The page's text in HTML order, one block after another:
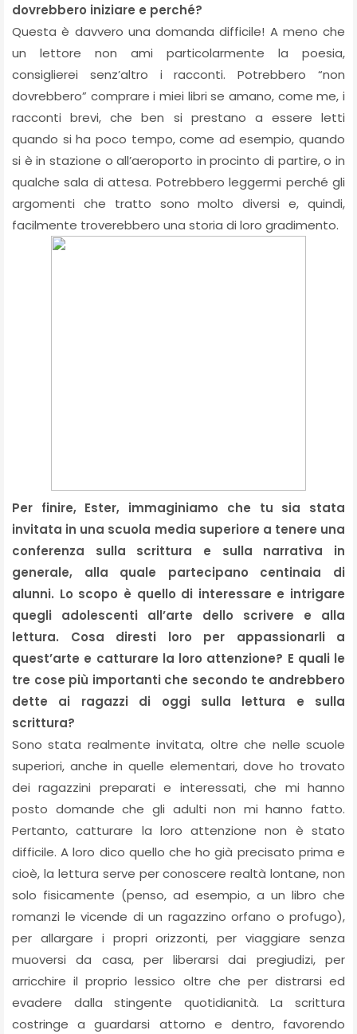
dovrebbero iniziare e perché?
Questa è davvero una domanda difficile! A meno che
un lettore non ami particolarmente la poesia,
consiglierei senz’altro i racconti. Potrebbero “non
dovrebbero” comprare i miei libri se amano, come me, i
racconti brevi, che ben si prestano a essere letti
quando si ha poco tempo, come ad esempio, quando
si è in stazione o all’aeroporto in procinto di partire, o in
qualche sala di attesa. Potrebbero leggermi perché gli
argomenti che tratto sono molto diversi e, quindi,
facilmente troverebbero una storia di loro gradimento.
Per finire, Ester, immaginiamo che tu sia stata
invitata in una scuola media superiore a tenere una
conferenza sulla scrittura e sulla narrativa in
generale, alla quale partecipano centinaia di
alunni. Lo scopo è quello di interessare e intrigare
quegli adolescenti all’arte dello scrivere e alla
lettura. Cosa diresti loro per appassionarli a
quest’arte e catturare la loro attenzione? E quali le
tre cose più importanti che secondo te andrebbero
dette ai ragazzi di oggi sulla lettura e sulla
scrittura?
Sono stata realmente invitata, oltre che nelle scuole
superiori, anche in quelle elementari, dove ho trovato
dei ragazzini preparati e interessati, che mi hanno
posto domande che gli adulti non mi hanno fatto.
Pertanto, catturare la loro attenzione non è stato
difficile. A loro dico quello che ho già precisato prima e
cioè, la lettura serve per conoscere realtà lontane, non
solo fisicamente (penso, ad esempio, a un libro che
romanzi le vicende di un ragazzino orfano o profugo),
per allargare i propri orizzonti, per viaggiare senza
muoversi da casa, per liberarsi dai pregiudizi, per
arricchire il proprio lessico oltre che per distrarsi ed
evadere dalla stingente quotidianità. La scrittura
costringe a guardarsi attorno e dentro, favorendo